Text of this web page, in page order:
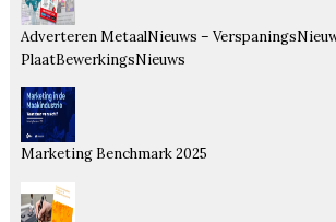
Adverteren MetaalNieuws –
PlaatBewerkingsNieuws
Marketing Benchmark 2025